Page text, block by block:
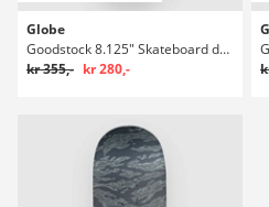
Globe
Goodstock 8.125" Skateboard deck
kr 355,- kr 280,-